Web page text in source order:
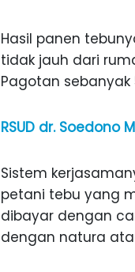
Hasil panen
tidak jauh dari
Pagotan sebanyak
RSUD dr. Soedono
Sistem
petani tebu yang
dibayar dengan
dengan natura